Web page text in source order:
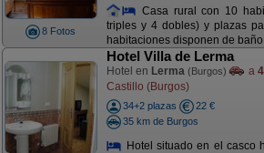
8 Fotos
Casa rural con 10
triples y 4 dobles) y plazas
habitaciones disponen de
Hotel Villa de Lerma
Hotel en Lerma (Burgos) a
Castillo (Burgos)
34+2 plazas
22 €
35 km de Burgos
Hotel situado en el casco